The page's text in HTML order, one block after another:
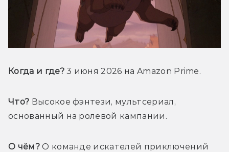
Когда и где? 3 июня 2026 на Amazon Prime.
Что? Высокое фэнтези, мультсериал,
основанный на ролевой кампании.
О чём? О команде искателей приключений